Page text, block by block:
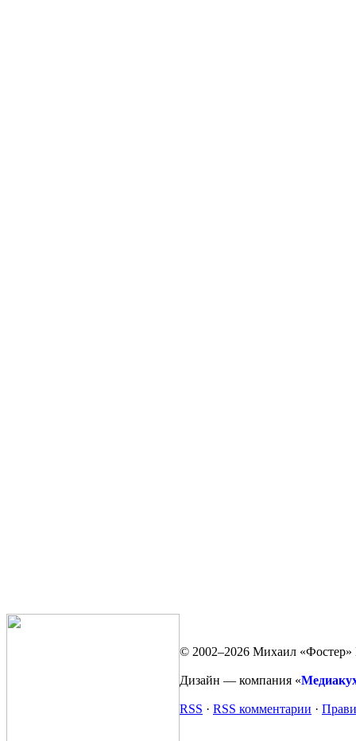
© 2002–2026 Михаил «Фостер»
Дизайн — компания «
RSS · RSS комментарии ·